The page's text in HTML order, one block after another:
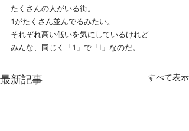
たくさんの人がいる街。
1がたくさん並んでるみたい。
それぞれ高い低いを気にしているけれど
みんな、同じく「1」で「I」なのだ。
最新記事 すべて表示